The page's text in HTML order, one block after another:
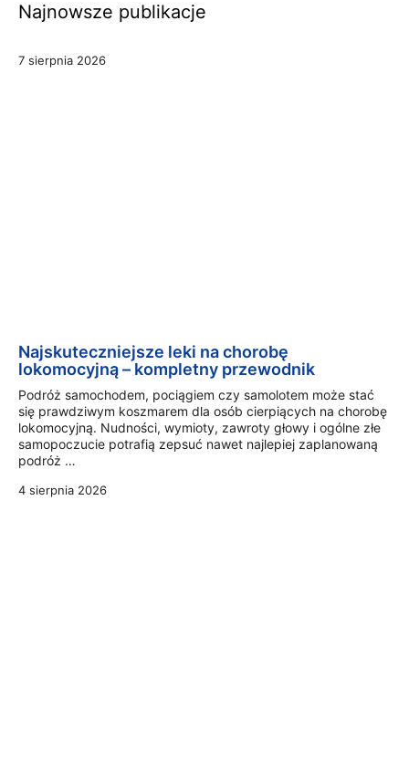
Najnowsze publikacje
7 sierpnia 2026
Najskuteczniejsze leki na chorobę
lokomocyjną – kompletny przewodnik
Podróż samochodem, pociągiem czy samolotem może stać
się prawdziwym koszmarem dla osób cierpiących na chorobę
lokomocyjną. Nudności, wymioty, zawroty głowy i ogólne złe
samopoczucie potrafią zepsuć nawet najlepiej zaplanowaną
podróż …
4 sierpnia 2026